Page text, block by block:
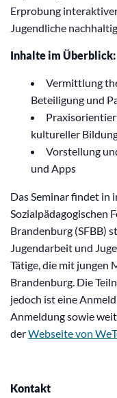
Erprobung
Jugendliche
Inhalte im Überblick:
Vermittlung
Beteiligung und
kultureller
Vorstellung
und Apps
Das Seminar findet in
Sozialpädagogischen
Brandenburg (SFBB)
Jugendarbeit und
Tätige, die mit jungen
Brandenburg. Die
jedoch ist eine
Anmeldung sowie
derWebseite von
Kontakt